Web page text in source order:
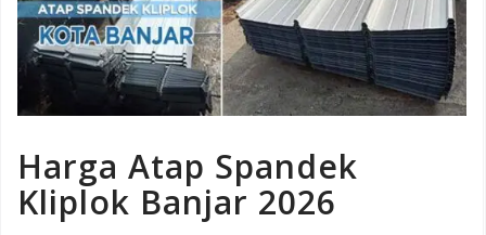
Harga Atap Spandek
Kliplok Banjar 2026